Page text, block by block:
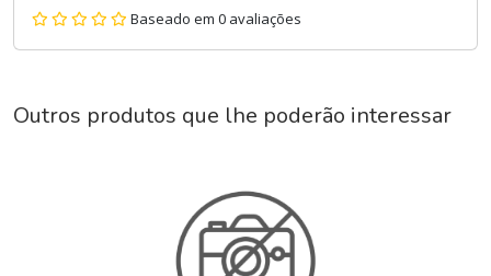
Baseado em 0 avaliações
Outros produtos que lhe poderão interessar